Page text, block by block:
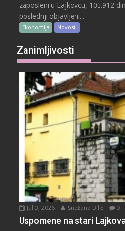
zaposleni u Lajkovcu, 103.912
poslednji objavljeni...
Ekonomija Novosti
Zanimljivosti
Jul 3, 2026 Snežana Bilić 0
Uspomene na stari